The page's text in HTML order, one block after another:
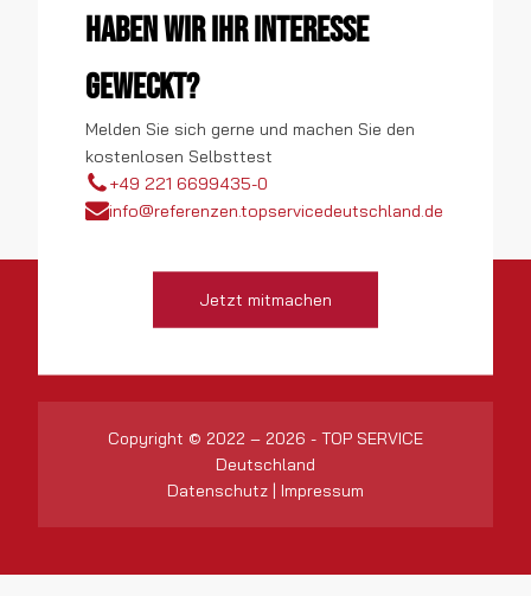
Haben wir Ihr Interesse
geweckt?
Melden Sie sich gerne und machen Sie den
kostenlosen Selbsttest
+49 221 6699435-0
info@referenzen.topservicedeutschland.de
Jetzt mitmachen
Copyright © 2022 – 2026 - TOP SERVICE
Deutschland
Datenschutz | Impressum